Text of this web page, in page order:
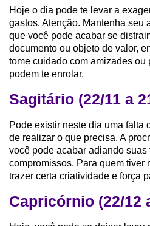
Hoje o dia pode te levar a
gastos. Atenção. Mantenha seu
que você pode acabar se
documento ou objeto de valor,
tome cuidado com amizades ou
podem te enrolar.
Sagitário (22/11 a
Pode existir neste dia uma falta
de realizar o que precisa. A
você pode acabar adiando suas
compromissos. Para quem tiver
trazer certa criatividade e força
Capricórnio (22/12